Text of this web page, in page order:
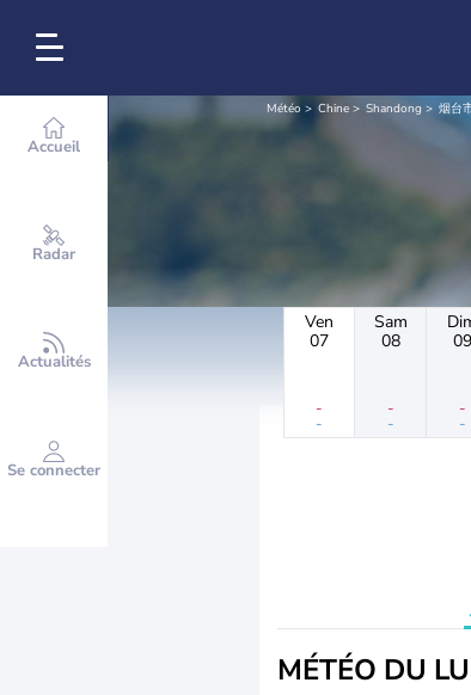
Accueil
Radar
Actualités
Se connecter
Météo Chine Shandong 烟台
Ven
07
-
-
Sam
08
-
-
09
-
-
MÉTÉO DU